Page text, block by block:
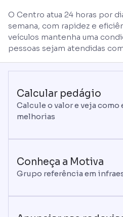
O Centro atua 24 horas por
semana, com rapidez e
veículos mantenha uma
pessoas sejam atendidas
Calcular pedágio
Calcule o valor e veja
melhorias
Conheça a Motiva
Grupo referência em